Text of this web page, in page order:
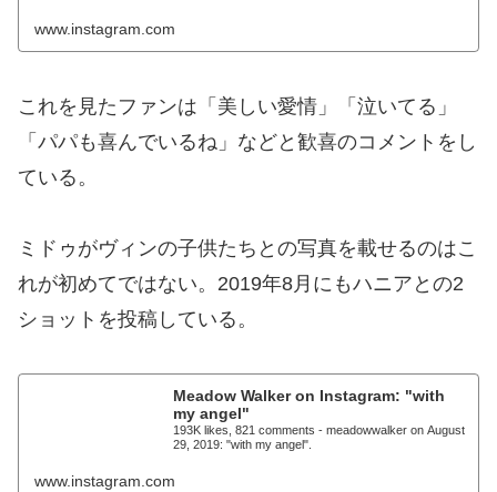
www.instagram.com
これを見たファンは「美しい愛情」「泣いてる」
「パパも喜んでいるね」などと歓喜のコメントをし
ている。
ミドゥがヴィンの子供たちとの写真を載せるのはこ
れが初めてではない。2019年8月にもハニアとの2
ショットを投稿している。
Meadow Walker on Instagram: "with
my angel"
193K likes, 821 comments - meadowwalker on August
29, 2019: "with my angel".
www.instagram.com